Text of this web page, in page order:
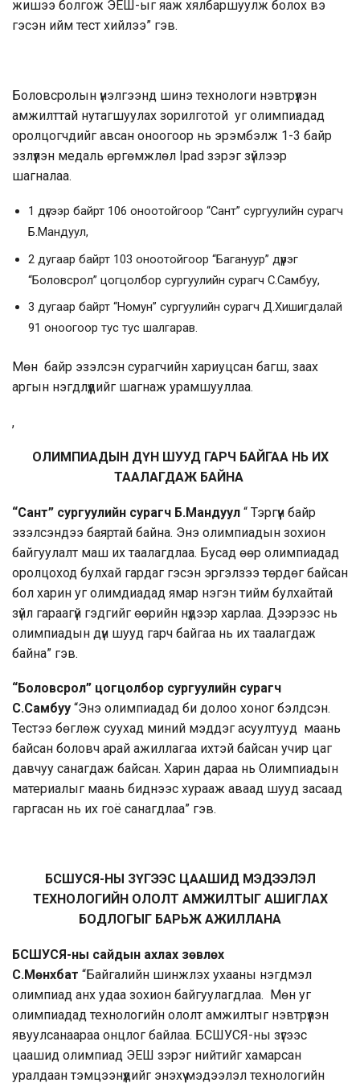
жишээ болгож ЭЕШ-ыг яаж хялбаршуулж болох вэ
гэсэн ийм тест хийлээ” гэв.
Боловсролын үнэлгээнд шинэ технологи нэвтрүүлэн
амжилттай нутагшуулах зорилготой уг олимпиадад
оролцогчдийг авсан оноогоор нь эрэмбэлж 1-3 байр
эзлүүлэн медаль өргөмжлөл Ipad зэрэг зүйлээр
шагналаа.
1 дүгээр байрт 106 оноотойгоор “Сант” сургуулийн сурагч
Б.Мандуул,
2 дугаар байрт 103 оноотойгоор “Багануур” дүүрэг
“Боловсрол” цогцолбор сургуулийн сурагч С.Самбуу,
3 дугаар байрт “Номун” сургуулийн сурагч Д.Хишигдалай
91 оноогоор тус тус шалгарав.
Мөн байр эзэлсэн сурагчийн хариуцсан багш, заах
аргын нэгдлүүдийг шагнаж урамшууллаа.
,
ОЛИМПИАДЫН ДҮН ШУУД ГАРЧ БАЙГАА НЬ ИХ
ТААЛАГДАЖ БАЙНА
“Сант” сургуулийн сурагч Б.Мандуул “ Тэргүүн байр
эзэлсэндээ баяртай байна. Энэ олимпиадын зохион
байгуулалт маш их таалагдлаа. Бусад өөр олимпиадад
оролцоход булхай гардаг гэсэн эргэлзээ төрдөг байсан
бол харин уг олимдиадад ямар нэгэн тийм булхайтай
зүйл гараагүй гэдгийг өөрийн нүдээр харлаа. Дээрээс нь
олимпиадын дүн шууд гарч байгаа нь их таалагдаж
байна” гэв.
“Боловсрол” цогцолбор сургуулийн сурагч
С.Самбуу “Энэ олимпиадад би долоо хоног бэлдсэн.
Тестээ бөглөж суухад миний мэддэг асуултууд маань
байсан боловч арай ажиллагаа ихтэй байсан учир цаг
давчуу санагдаж байсан. Харин дараа нь Олимпиадын
материалыг маань биднээс хурааж аваад шууд засаад
гаргасан нь их гоё санагдлаа” гэв.
БСШУСЯ-НЫ ЗҮГЭЭС ЦААШИД МЭДЭЭЛЭЛ
ТЕХНОЛОГИЙН ОЛОЛТ АМЖИЛТЫГ АШИГЛАХ
БОДЛОГЫГ БАРЬЖ АЖИЛЛАНА
БСШУСЯ-ны сайдын ахлах зөвлөх
С.Мөнхбат “Байгалийн шинжлэх ухааны нэгдмэл
олимпиад анх удаа зохион байгуулагдлаа. Мөн уг
олимпиадад технологийн ололт амжилтыг нэвтрүүлэн
явуулсанаараа онцлог байлаа. БСШУСЯ-ны зүгээс
цаашид олимпиад ЭЕШ зэрэг нийтийг хамарсан
уралдаан тэмцээнүүдийг энэхүү мэдээлэл технологийн